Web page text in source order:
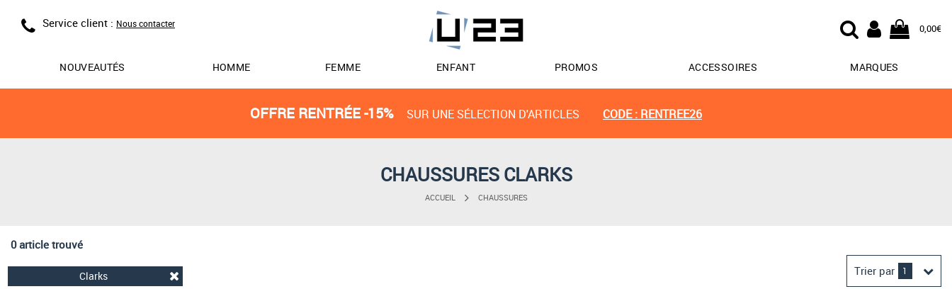
Service client : Nous contacter 0,00€
NOUVEAUTÉS HOMME FEMME ENFANT PROMOS ACCESSOIRES MARQUES
OFFRE RENTRÉE -15% SUR UNE SÉLECTION D'ARTICLES CODE : RENTREE26
CHAUSSURES CLARKS
ACCUEIL CHAUSSURES
0 article trouvé
Clarks Trier par 1